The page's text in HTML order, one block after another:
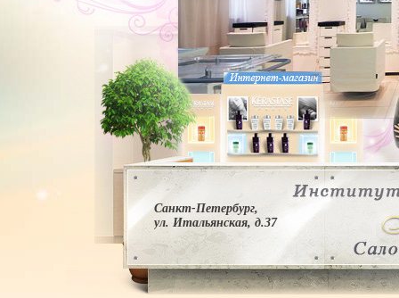
Санкт-Петербург,
ул. Итальянская, д.37